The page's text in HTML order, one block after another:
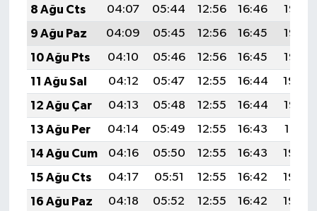
8 Ağu Cts
04:07 05:44 12:56 16:46
19:58
9 Ağu Paz
04:09 05:45 12:56 16:45
19:56
10 Ağu Pts
04:10 05:46 12:56 16:45
19:55
11 Ağu Sal
04:12 05:47 12:55 16:44
19:54
12 Ağu Çar
04:13 05:48 12:55 16:44
19:53
13 Ağu Per
04:14 05:49 12:55 16:43
19:51
14 Ağu Cum
04:16 05:50 12:55 16:43
19:50
15 Ağu Cts
04:17 05:51 12:55 16:42
19:49
16 Ağu Paz
04:18 05:52 12:55 16:42
19:48